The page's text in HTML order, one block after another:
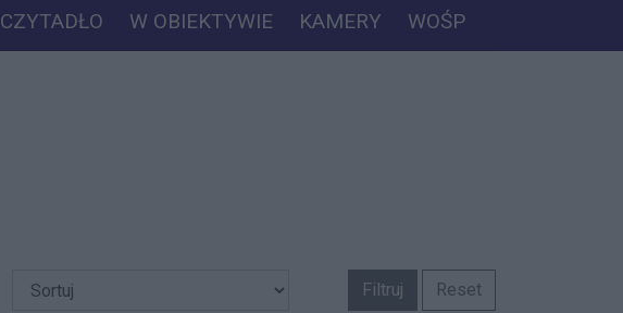
CZYTADŁO W OBIEKTYWIE KAMERY WOŚP
Filtruj Reset